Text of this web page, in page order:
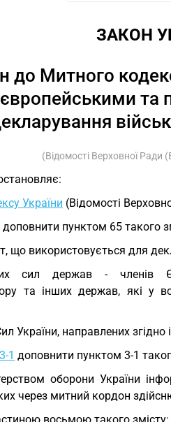
ЗАКОН
до Митного
європейськими
(Відомості Верховної
України (Відомості
доповнити пунктом 65 такого
використовується для
сил держав - членів
та інших держав, які у
України, направлених
1 доповнити пунктом 3-1
оборони України
через митний кордон